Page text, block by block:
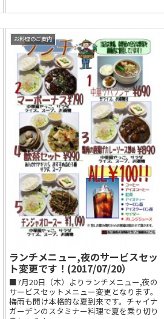
お料理のご案内
ランチメニュー,夜のサービスセッ
ト変更です！(2017/07/20）
■7月20日（木）よりランチメニュー,夜の
サービスセットメニュー変更となります。
梅雨も開け本格的な夏到来です。チャイナ
ガーデンのスタミナー料理で夏を乗り切り